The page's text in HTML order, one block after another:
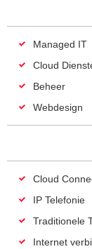
Managed IT
Cloud
Beheer
Webdesign
Cloud
IP Telefonie
Traditionele
Internet